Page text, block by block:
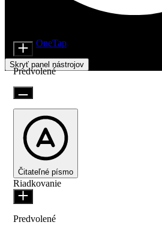
Beží na OneTap
Skryť panel nástrojov
Predvolené
Čitateľné písmo
Riadkovanie
Predvolené